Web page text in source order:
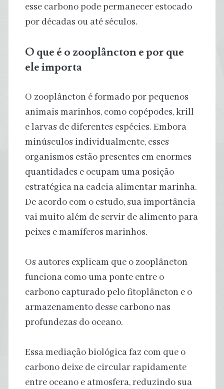
esse carbono pode permanecer estocado
por décadas ou até séculos.
O que é o zooplâncton e por que
ele importa
O zooplâncton é formado por pequenos
animais marinhos, como copépodes, krill
e larvas de diferentes espécies. Embora
minúsculos individualmente, esses
organismos estão presentes em enormes
quantidades e ocupam uma posição
estratégica na cadeia alimentar marinha.
De acordo com o estudo, sua importância
vai muito além de servir de alimento para
peixes e mamíferos marinhos.
Os autores explicam que o zooplâncton
funciona como uma ponte entre o
carbono capturado pelo fitoplâncton e o
armazenamento desse carbono nas
profundezas do oceano.
Essa mediação biológica faz com que o
carbono deixe de circular rapidamente
entre oceano e atmosfera, reduzindo sua